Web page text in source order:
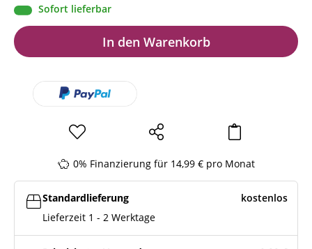
Sofort lieferbar
In den Warenkorb
0% Finanzierung für 14,99 € pro Monat
Standardlieferung
kostenlos
Lieferzeit 1 - 2 Werktage